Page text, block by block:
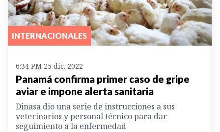
INTERNACIONALES
6:34 PM 25 dic. 2022
Panamá confirma primer caso de gripe
aviar e impone alerta sanitaria
Dinasa dio una serie de instrucciones a sus
veterinarios y personal técnico para dar
seguimiento a la enfermedad